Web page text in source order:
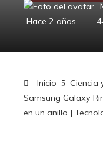
Hace 2 años
Inicio
Ciencia
Samsung Galaxy
en un anillo |